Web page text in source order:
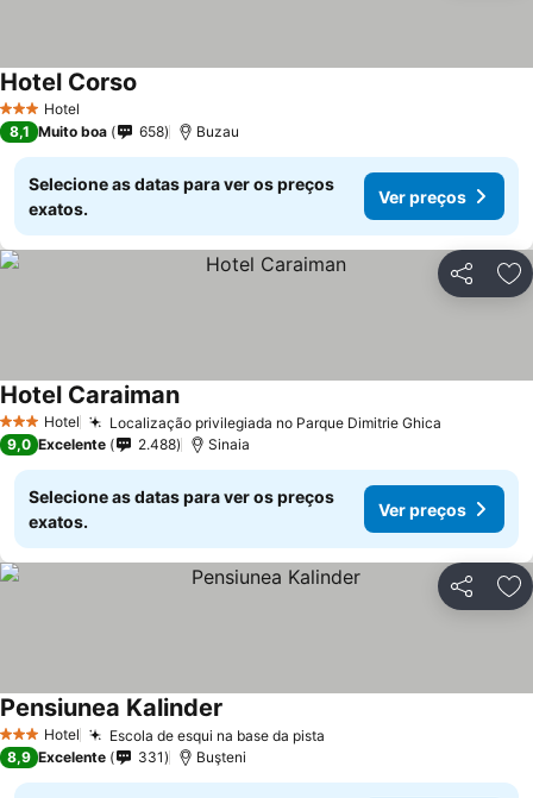
3 EstrelasHotel
Hotel Corso
8,1 Muito boa 658 Buzau
Selecione as datas para ver os preços
exatos.
Ver preços
Partilhar
3 EstrelasHotel Localização privilegiada no Parque Dimitrie Ghica
Hotel CaraimanVer preços
9,0 Excelente 2.488 Sinaia
Selecione as datas para ver os preços
exatos.
Ver preços
Partilhar
3 EstrelasHotel Escola de esqui na base da pista
Pensiunea Kalinder
8,9 Excelente 331 Buşteni